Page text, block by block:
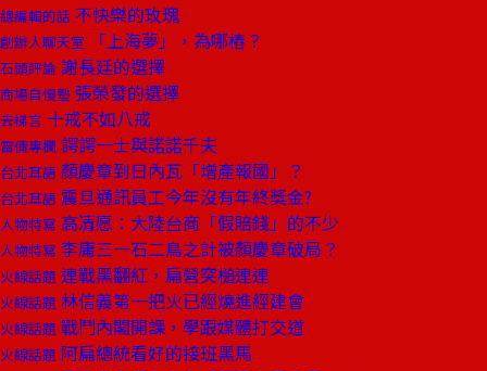
總編輯的話 不快樂的玫瑰
創辦人聊天室 「上海夢」，為哪樁？
石頭評論 謝長廷的選擇
商場自慢塾 張榮發的選擇
去梯言 十戒不如八戒
雷倩專欄 諤諤一士與諾諾千夫
台北耳語 顏慶章到日內瓦「增產報國」？
台北耳語 震旦通訊員工今年沒有年終獎金?
人物特寫 高清愿：大陸台商「假賠錢」的不少
人物特寫 李庸三一石二鳥之計被顏慶章破局？
火線話題 連戰黑翻紅，扁營突槌連連
火線話題 林信義第一把火已經燒進經建會
火線話題 戰鬥內閣開課，學跟媒體打交道
火線話題 阿扁總統看好的接班黑馬